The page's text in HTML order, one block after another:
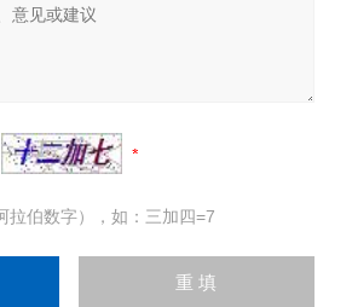
拉伯数字），如：三加四=7